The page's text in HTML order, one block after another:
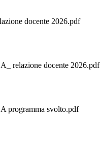
docente 2026.pdf
relazione docente 2026.pdf
programma svolto.pdf